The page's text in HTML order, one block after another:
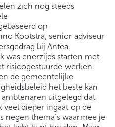
zich nog steeds
op
Kootstra, senior adviseur
bij Antea.
was enerzijds starten met
risicogestuurde werken.
de gemeentelijke
het beste kan
uitgelegd dat
veel dieper ingaat op de
negen thema’s waarmee je